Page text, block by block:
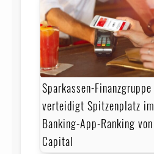
Sparkassen-Finanzgruppe
verteidigt Spitzenplatz im
Banking-App-Ranking von
Capital